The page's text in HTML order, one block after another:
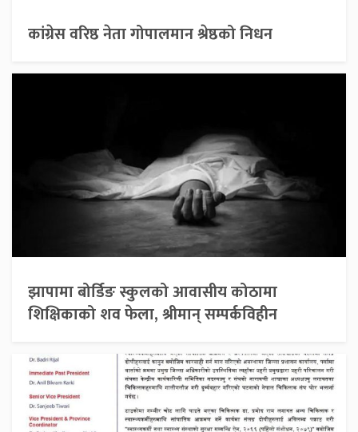
कांग्रेस वरिष्ठ नेता गोपालमान श्रेष्ठको निधन
झापामा बोर्डिङ स्कुलको आवासीय कोठामा
शिक्षिकाको शव फेला, श्रीमान् सम्पर्कविहीन